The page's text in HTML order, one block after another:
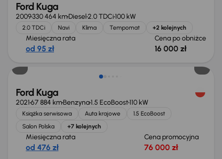
Ford Kuga
2009330 464 kmDiesel2.0 TDCi100 kW
2.0 TDCi Navi Klima Tempomat +2 kolejnych
Miesięczna rata
od 95 zł
Cena po obniżce
16 000 zł
Taniej o 1 500 zł
Ford Kuga
202167 884 kmBenzyna1.5 EcoBoost110 kW
Książka serwisowa Auta krajowe
1.5 EcoBoost
Salon Polska
+7 kolejnych
Miesięczna rata
od 476 zł
Cena promocyjna
76 000 zł